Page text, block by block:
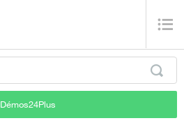
Démos24Plus